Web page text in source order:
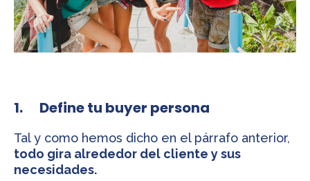
1. Define tu buyer persona
Tal y como hemos dicho en el párrafo anterior,
todo gira alrededor del cliente y sus
necesidades.